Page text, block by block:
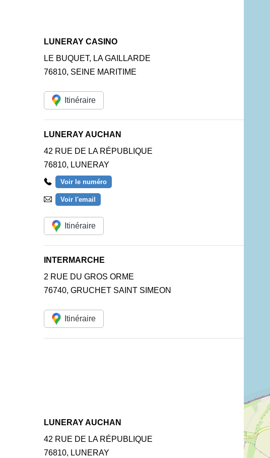
LUNERAY CASINO
LE BUQUET, LA GAILLARDE
76810, SEINE MARITIME
Itinéraire
LUNERAY AUCHAN
42 RUE DE LA RÉPUBLIQUE
76810, LUNERAY
Voir le numéro
Voir l'email
Itinéraire
INTERMARCHE
2 RUE DU GROS ORME
76740, GRUCHET SAINT SIMEON
Itinéraire
LUNERAY AUCHAN
42 RUE DE LA RÉPUBLIQUE
76810, LUNERAY